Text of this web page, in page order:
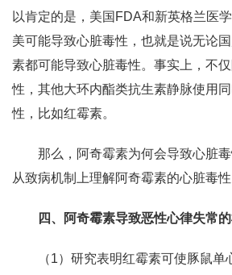
以肯定的是，美国FDA和新英格兰医
美可能导致心脏毒性，也就是说无论
素都可能导致心脏毒性。事实上，不
性，其他大环内酯类抗生素静脉使用
性，比如红霉素。
那么，阿奇霉素为何会导致心脏
从致病机制上理解阿奇霉素的心脏毒性
四、阿奇霉素导致恶性心律失常的
（1）研究表明红霉素可使豚鼠